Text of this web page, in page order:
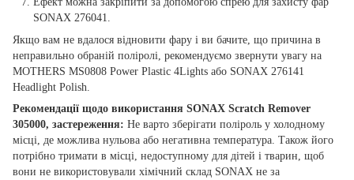
SONAX 276041.
Якщо вам не вдалося відновити фару і ви бачите, що причина в
неправильно обраній поліролі, рекомендуємо звернути увагу на
MOTHERS MS0808 Power Plastic 4Lights або SONAX 276141
Headlight Polish.
Рекомендації щодо використання SONAX Scratch Remover
305000, застереження: Не варто зберігати поліроль у холодному
місці, де можлива нульова або негативна температура. Також його
потрібно тримати в місці, недоступному для дітей і тварин, щоб
вони не використовували хімічний склад SONAX не за